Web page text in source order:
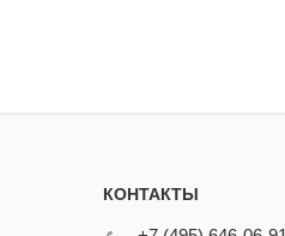
КОНТАКТЫ